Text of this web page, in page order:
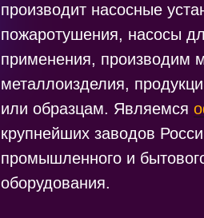
производит насосные
пожаротушения, насосы
применения, производим
металлоизделия,
или образцам. Являемся
крупнейших заводов
промышленного и
оборудования.